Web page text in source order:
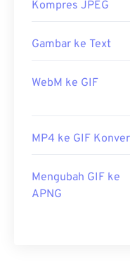
Kompres JPEG
Gambar ke Text
WebM ke GIF
MP4 ke GIF
Mengubah GIF ke
APNG